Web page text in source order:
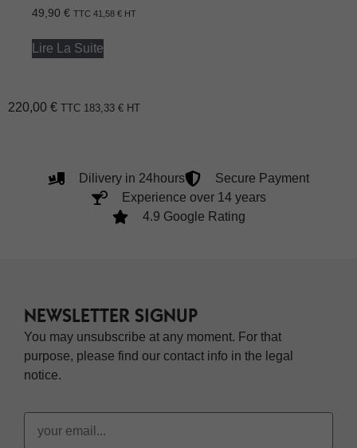
49,90 € TTC 41,58 € HT
Lire La Suite
220,00 € TTC 183,33 € HT
Dilivery in 24hours
Secure Payment
Experience over 14 years
4.9 Google Rating
NEWSLETTER SIGNUP
You may unsubscribe at any moment. For that
purpose, please find our contact info in the legal
notice.